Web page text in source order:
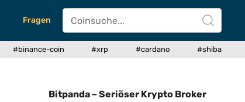
Fragen
#binance-coin #xrp #cardano #shiba
Bitpanda – Seriöser Krypto Broker